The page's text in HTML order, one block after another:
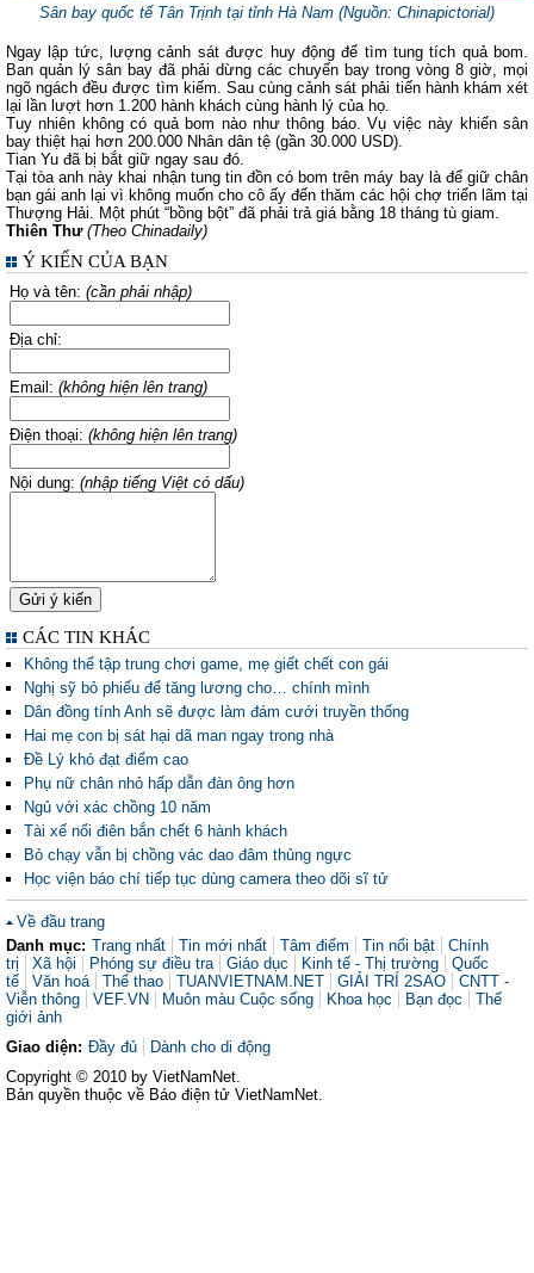
Sân bay quốc tế Tân Trịnh tại tỉnh Hà Nam (Nguồn: Chinapictorial)
Ngay lập tức, lượng cảnh sát được huy động để tìm tung tích quả bom.
Ban quản lý sân bay đã phải dừng các chuyến bay trong vòng 8 giờ, mọi
ngõ ngách đều được tìm kiếm. Sau cùng cảnh sát phải tiến hành khám xét
lại lần lượt hơn 1.200 hành khách cùng hành lý của họ.
Tuy nhiên không có quả bom nào như thông báo. Vụ việc này khiến sân
bay thiệt hại hơn 200.000 Nhân dân tệ (gần 30.000 USD).
Tian Yu đã bị bắt giữ ngay sau đó.
Tại tòa anh này khai nhận tung tin đồn có bom trên máy bay là để giữ chân
bạn gái anh lại vì không muốn cho cô ấy đến thăm các hội chợ triển lãm tại
Thượng Hải. Một phút “bồng bột” đã phải trả giá bằng 18 tháng tù giam.
Thiên Thư (Theo Chinadaily)
Ý KIẾN CỦA BẠN
Họ và tên: (cần phải nhập)
Địa chỉ:
Email: (không hiện lên trang)
Điện thoại: (không hiện lên trang)
Nội dung: (nhập tiếng Việt có dấu)
CÁC TIN KHÁC
Không thể tập trung chơi game, mẹ giết chết con gái
Nghị sỹ bỏ phiếu để tăng lương cho… chính mình
Dân đồng tính Anh sẽ được làm đám cưới truyền thống
Hai mẹ con bị sát hại dã man ngay trong nhà
Đề Lý khó đạt điểm cao
Phụ nữ chân nhỏ hấp dẫn đàn ông hơn
Ngủ với xác chồng 10 năm
Tài xế nổi điên bắn chết 6 hành khách
Bỏ chạy vẫn bị chồng vác dao đâm thủng ngực
Học viện báo chí tiếp tục dùng camera theo dõi sĩ tử
Về đầu trang
Danh mục: Trang nhất Tin mới nhất Tâm điểm Tin nổi bật
Chính
trị
Xã hội Phóng sự điều tra Giáo dục Kinh tế - Thị trường
Quốc
tế
Văn hoá Thể thao TUANVIETNAM.NET GIẢI TRÍ 2SAO
CNTT -
Viễn thông
VEF.VN Muôn màu Cuộc sống Khoa học Bạn đọc
Thế
giới ảnh
Giao diện: Đầy đủ
Dành cho di động
Copyright © 2010 by VietNamNet.
Bản quyền thuộc về Báo điện tử VietNamNet.